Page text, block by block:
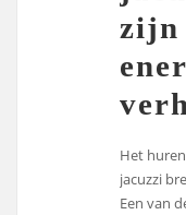
zijn
Het
jacuzzi
Een van